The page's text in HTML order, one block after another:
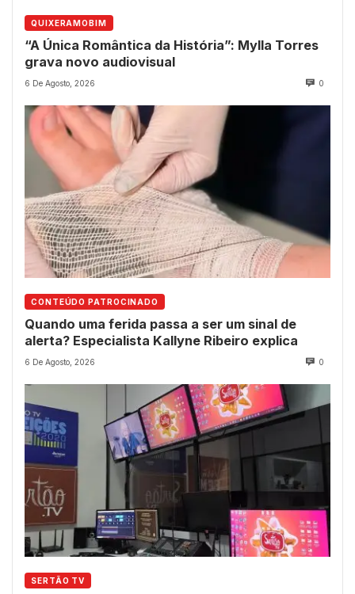
QUIXERAMOBIM
“A Única Romântica da História”: Mylla Torres
grava novo audiovisual
6 De Agosto, 2026 0
CONTEÚDO PATROCINADO
Quando uma ferida passa a ser um sinal de
alerta? Especialista Kallyne Ribeiro explica
6 De Agosto, 2026 0
SERTÃO TV